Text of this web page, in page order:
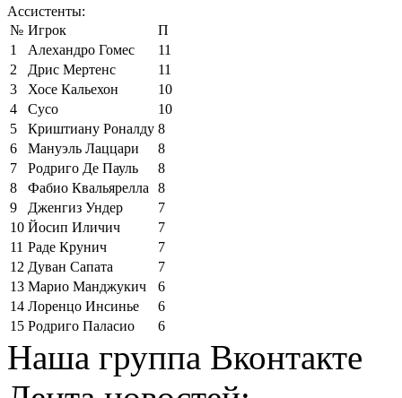
Ассистенты:
№ Игрок
П
1
Алехандро Гомес
11
2
Дрис Мертенс
11
3
Хосе Кальехон
10
4
Сусо
10
5
Криштиану Роналду 8
6
Мануэль Лаццари
8
7
Родриго Де Пауль
8
8
Фабио Квальярелла
8
9
Дженгиз Ундер
7
10 Йосип Иличич
7
11 Раде Крунич
7
12 Дуван Сапата
7
13 Марио Манджукич
6
14 Лоренцо Инсинье
6
15 Родриго Паласио 6
Наша группа Вконтакте